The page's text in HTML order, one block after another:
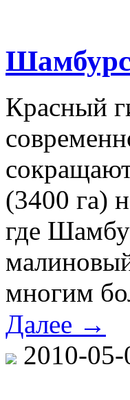
Красный
(3400 га)
где
многим
Далее →
2010-05-